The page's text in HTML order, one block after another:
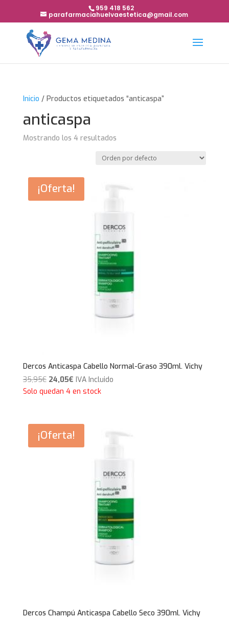
959 418 562
parafarmaciahuelvaestetica@gmail.com
Inicio / Productos etiquetados “anticaspa”
anticaspa
Mostrando los 4 resultados
¡Oferta!
Dercos Anticaspa Cabello Normal-Graso 390ml. Vichy
35,95€ El
precio
35,95€.
24,05€El
precio
24,05€.
IVA Incluido
Solo quedan 4 en stock
¡Oferta!
Dercos Champú Anticaspa Cabello Seco 390ml. Vichy